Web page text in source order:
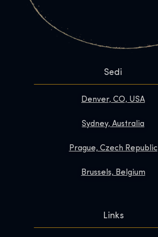
Sedi
Denver, CO, USA
Sydney, Australia
Prague, Czech Republic
Brussels, Belgium
Links